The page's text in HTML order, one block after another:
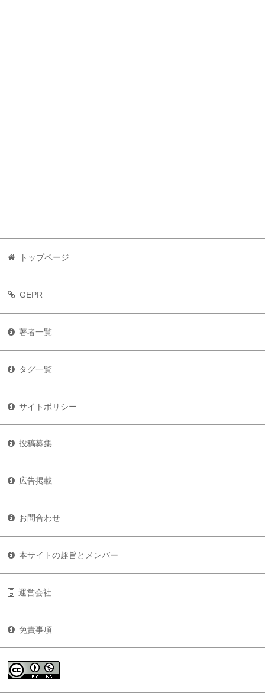
トップページ
GEPR
著者一覧
タグ一覧
サイトポリシー
投稿募集
広告掲載
お問合わせ
本サイトの趣旨とメンバー
運営会社
免責事項